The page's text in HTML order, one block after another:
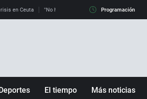
en Ceuta "No hay mafias, que no nos engañen":
Programación
El tiempo Más noticias